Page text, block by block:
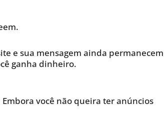
e sua mensagem ainda permanecem
ganha dinheiro.
você não queira ter anúncios